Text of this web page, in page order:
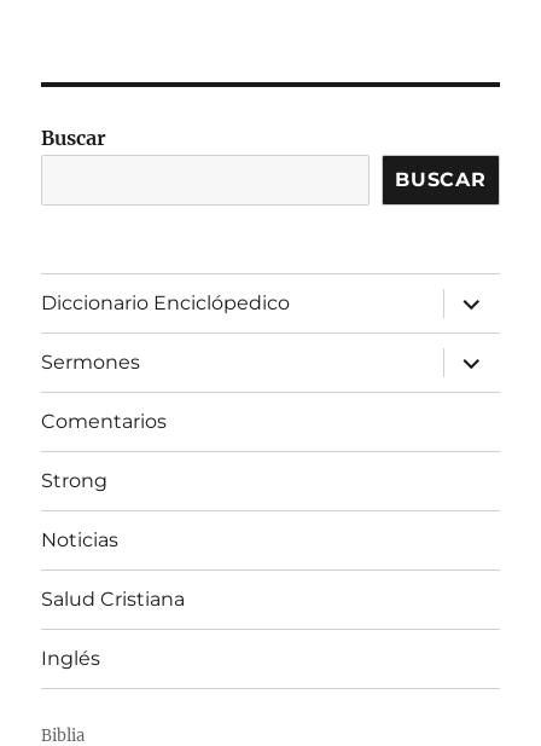
Buscar
BUSCAR
Diccionario Enciclópedico
expandir
el
menú
inferior
Sermones
expandir
el
menú
Comentarios
Strong
Noticias
Salud Cristiana
Inglés
Biblia